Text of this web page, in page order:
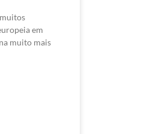
em
muito mais